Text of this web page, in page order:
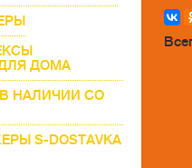
ДОМА
НАЛИЧИИ СО
S-DOSTAVKA